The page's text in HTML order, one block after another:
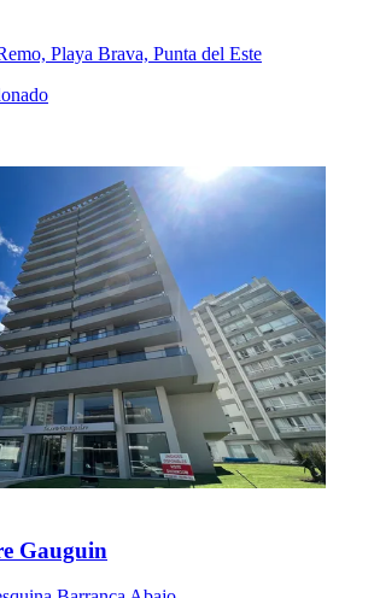
Playa Brava, Punta del Este
Gauguin